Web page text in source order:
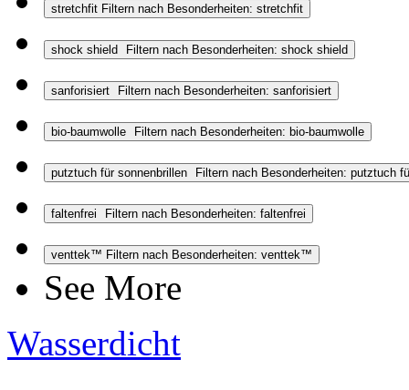
stretchfit Filtern nach Besonderheiten: stretchfit
shock shield Filtern nach Besonderheiten: shock shield
sanforisiert Filtern nach Besonderheiten: sanforisiert
bio-baumwolle Filtern nach Besonderheiten: bio-baumwolle
putztuch für sonnenbrillen Filtern nach Besonderheiten: putztuch
faltenfrei Filtern nach Besonderheiten: faltenfrei
venttek™ Filtern nach Besonderheiten: venttek™
See More
Wasserdicht